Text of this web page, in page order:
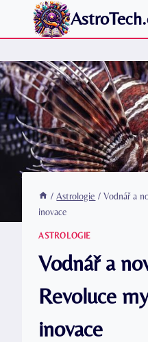
Přeskočit
/ Astrologie / Vodnář a
inovace
ASTROLOGIE
Vodnář a
Revoluce
inovace